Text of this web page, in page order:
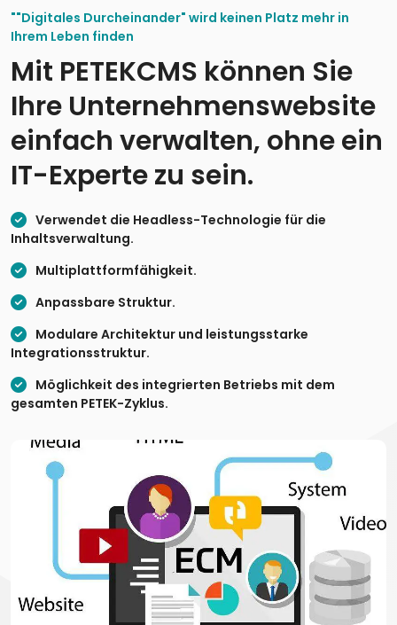
""Digitales Durcheinander" wird keinen Platz mehr in
Ihrem Leben finden
Mit PETEKCMS können Sie
Ihre Unternehmenswebsite
einfach verwalten, ohne ein
IT-Experte zu sein.
Verwendet die Headless-Technologie für die
Inhaltsverwaltung.
Multiplattformfähigkeit.
Anpassbare Struktur.
Modulare Architektur und leistungsstarke
Integrationsstruktur.
Möglichkeit des integrierten Betriebs mit dem
gesamten PETEK-Zyklus.